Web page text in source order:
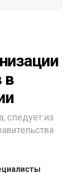
в
следует из